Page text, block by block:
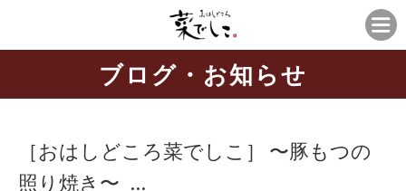
ブログ・お知らせ
［おはしどころ菜でしこ］ 〜豚もつの
照り焼き〜 …